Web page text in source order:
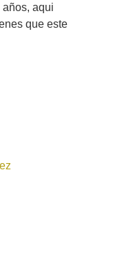
años, aqui
que este